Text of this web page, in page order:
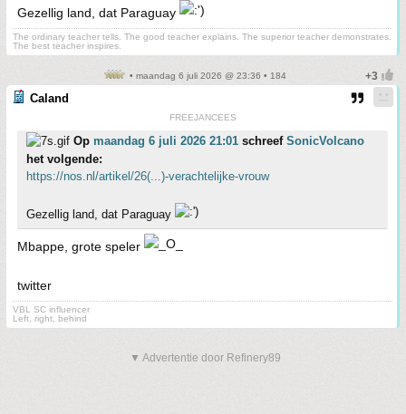
Gezellig land, dat Paraguay
The ordinary teacher tells. The good teacher explains. The superior teacher demonstrates.
The best teacher inspires.
• maandag 6 juli 2026 @ 23:36 • 184
Caland
FREEJANCEES
Op maandag 6 juli 2026 21:01 schreef SonicVolcano
het volgende:
https://nos.nl/artikel/26(...)-verachtelijke-vrouw
Gezellig land, dat Paraguay
Mbappe, grote speler
twitter
VBL SC influencer
Left, right, behind
▼ Advertentie door Refinery89